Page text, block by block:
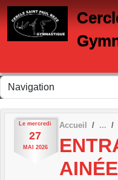
Le mercredi
27
MAI 2026
Accueil
Panneau de gestion des